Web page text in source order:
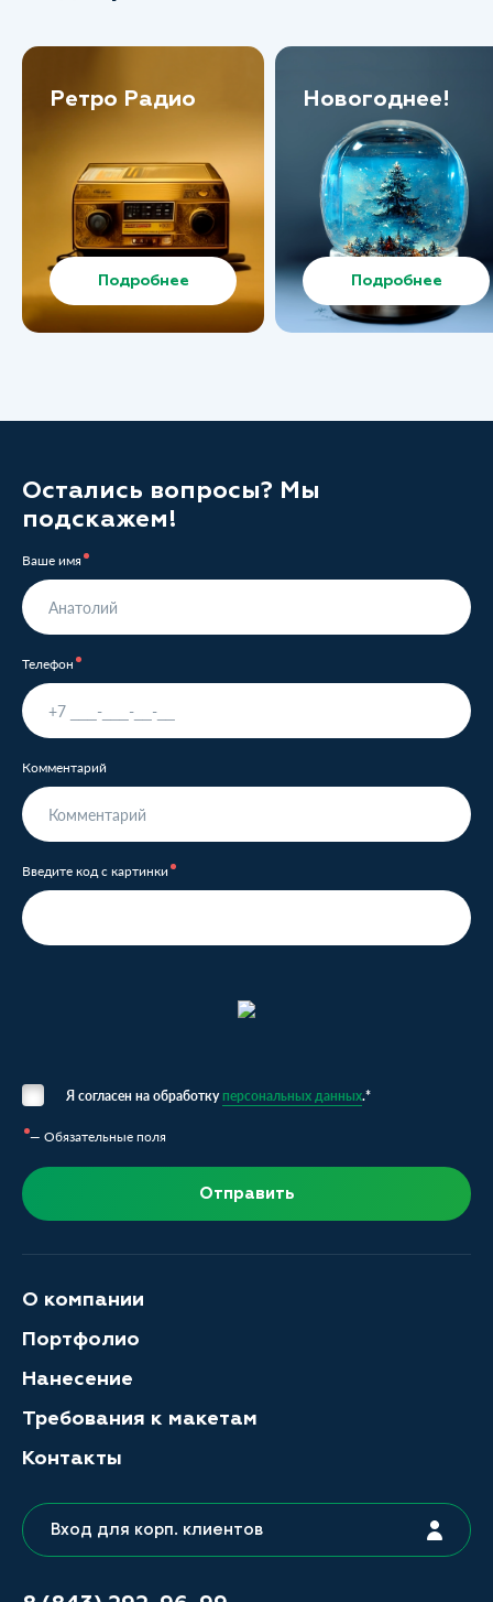
Ретро Радио
Подробнее
Новогоднее!
Подробнее
Остались вопросы? Мы
подскажем!
Ваше имя
Телефон
Комментарий
Введите код с картинки
Я согласен на обработкуперсональных данных.*
— Обязательные поля
Отправить
О компании
Портфолио
Нанесение
Требования к макетам
Контакты
Вход для корп. клиентов